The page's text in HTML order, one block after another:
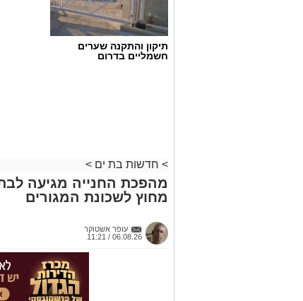
תיקון והתקנה שערים
חשמליים בדרום
> חדשות בת ים >
מהפכת החנייה מגיעה
מחוץ לשכונת המגורים
עופר אשטוקר
06.08.26 / 11:21